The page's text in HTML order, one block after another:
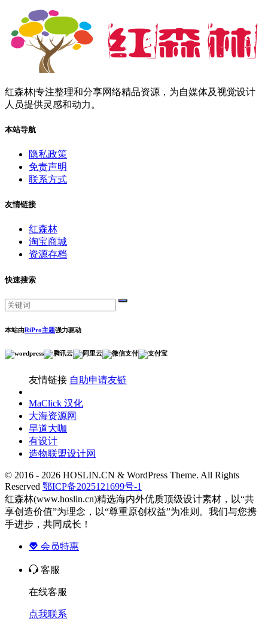
红森林|专注整理和分享网络精品资源，为自媒体及视觉设计
人员提供灵感和动力。
本站导航
隐私政策
免责声明
联系方式
友情链接
红森林
淘宝商城
资源存档
快速搜索
本站由RiPro主题强力驱动
友情链接 自助申请友链
MaClick 汉化
大海资源网
早道大咖
有设计
造物联盟设计网
© 2016 - 2026 HOSLIN.CN & WordPress Theme. All Rights
Reserved 鄂ICP备2025121699号-1
红森林(www.hoslin.cn)精选海内外优质顶级设计素材，以“共
享创造价值”为理念，以“尊重原创权益”为准则。我们与您携
手进步，共同成长！
会员特惠
客服
在线客服
点我联系